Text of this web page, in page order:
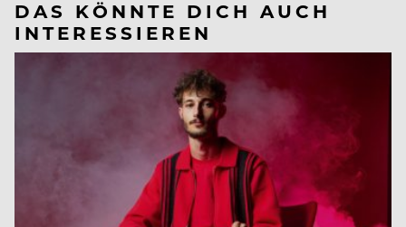
DAS KÖNNTE DICH AUCH
INTERESSIEREN